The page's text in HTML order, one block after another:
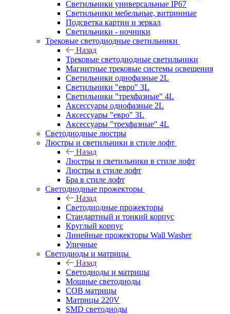
Светильники универсальные IP67
Светильники мебельные, витринные
Подсветка картин и зеркал
Светильники - ночники
Трековые светодиодные светильники
Назад
Трековые светодиодные светильники
Магнитные трековые системы освещения
Светильники однофазные 2L
Светильники "евро" 3L
Светильники "трехфазные" 4L
Аксессуары однофазные 2L
Аксессуары "евро" 3L
Аксессуары "трехфазные" 4L
Светодиодные люстры
Люстры и светильники в стиле лофт
Назад
Люстры и светильники в стиле лофт
Люстры в стиле лофт
Бра в стиле лофт
Светодиодные прожекторы
Назад
Светодиодные прожекторы
Стандартный и тонкий корпус
Круглый корпус
Линейные прожекторы Wall Washer
Уличные
Светодиоды и матрицы
Назад
Светодиоды и матрицы
Мощные светодиоды
COB матрицы
Матрицы 220V
SMD светодиоды